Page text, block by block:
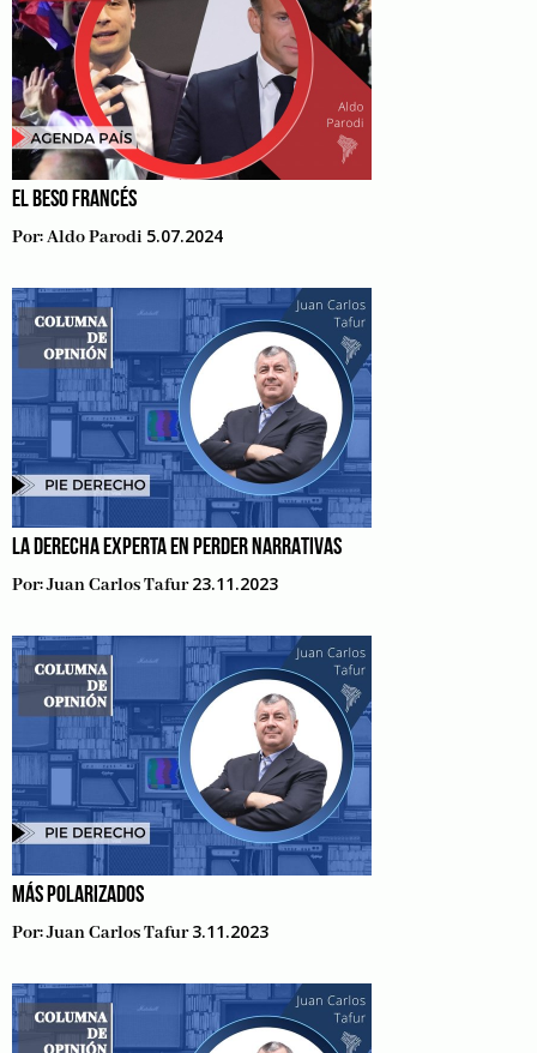
EL BESO FRANCÉS
Por:Aldo Parodi 5.07.2024
LA DERECHA EXPERTA EN PERDER NARRATIVAS
Por:Juan Carlos Tafur 23.11.2023
MÁS POLARIZADOS
Por:Juan Carlos Tafur 3.11.2023